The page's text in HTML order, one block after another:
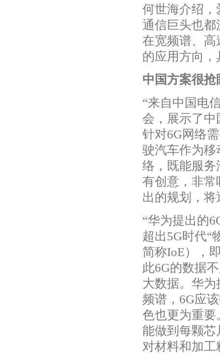
何世海介绍
通信巨头也
在宽频谱、
的应用方向
中国方案很抢
“来自中国电
会，展示了中
针对6G网络
驶汽车作为
络，既能服务
有创意，非常
出的规划，
“华为提出的
超出5G时代“
简称IoE），
此6G的数据
大数据。华
频谱，6G应
色也更为重
能做到每颗
对材料和加